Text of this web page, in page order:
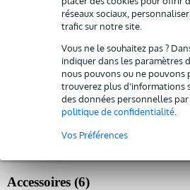
réseaux sociaux,
trafic sur notre site.
Vous ne le souhaitez pas ?
indiquer dans les paramètres
nous pouvons ou ne pouvons
trouverez plus d'informations
des données personnelles
politique de confidentialité
Vos Préférences
Remplacement rapide par Bax
Louez ce
Informations
Type de produit : ensemble de haut-
voies, sur batterie
contenu de l'ensemble : 1x ld systems
r b6 module de réception, 1x ld
poche, 1x ld systems ws 100 mh 1
piles fournies : 2x 1,5 v aa/lr6 (pour
Afficher toutes les caractéristiques du
Accessoires (6)